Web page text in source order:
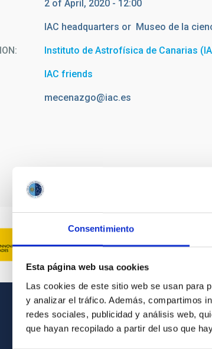
Consentimiento
Esta página web usa cookies
Las cookies de este sitio web se usan para
y analizar el tráfico. Además, compartimos
redes sociales, publicidad y análisis web,
que hayan recopilado a partir del uso que
2 of April, 2020 - 12:00
IAC headquarters or Museo de la
Instituto de Astrofísica de Canarias
IAC friends
mecenazgo@iac.es
ABOUT THE IAC